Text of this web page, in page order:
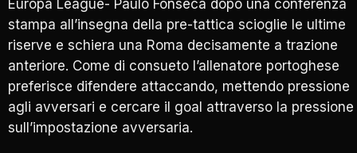
Europa League- Paulo Fonseca dopo una conferenza
stampa all’insegna della pre-tattica scioglie le ultime
riserve e schiera una Roma decisamente a trazione
anteriore. Come di consueto l’allenatore portoghese
preferisce difendere attaccando, mettendo pressione
agli avversari e cercare il goal attraverso la pressione
sull’impostazione avversaria.